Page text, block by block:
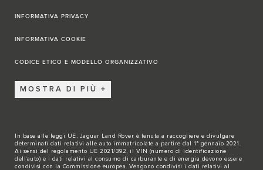
INFORMATIVA PRIVACY
INFORMATIVA COOKIE
CODICE ETICO E MODELLO ORGANIZZATIVO
MOSTRA DI PIÙ
In base alle leggi UE, Jaguar Land Rover è tenuta a raccogliere e divulgare
determinati dati relativi alle auto immatricolate a partire dal 1° gennaio 2021.
Ai sensi del regolamento UE 2021/392, il VIN (numero di identificazione
dell'auto) e i dati relativi al consumo di carburante e di energia devono essere
condivisi con la Commissione europea. Vengono condivisi i dati relativi al